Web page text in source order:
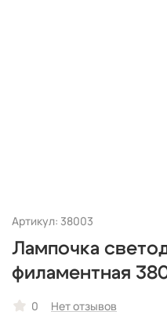
Артикул: 38003
Лампочка
филаментная
0 Нет отзывов